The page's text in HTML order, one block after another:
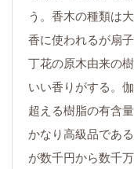
う。香木の種類は
香に使われるが扇
丁花の原木由来の
いい香りがする。
超える樹脂の有含
かなり高級品であ
が数千円から数千